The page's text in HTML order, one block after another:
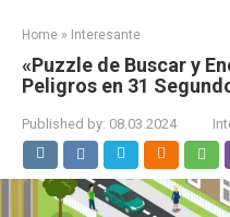
Home » Interesante
«Puzzle de Buscar y
Peligros en 31
Published by: 08.03.2024